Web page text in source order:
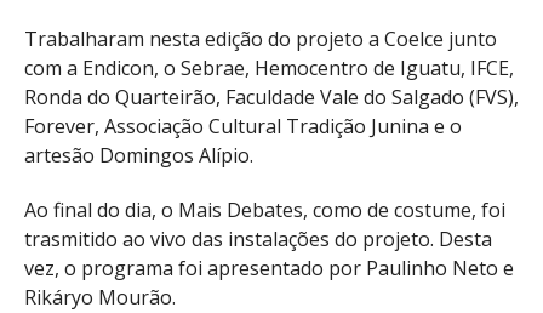
Trabalharam nesta edição do projeto a Coelce junto
com a Endicon, o Sebrae, Hemocentro de Iguatu, IFCE,
Ronda do Quarteirão, Faculdade Vale do Salgado (FVS),
Forever, Associação Cultural Tradição Junina e o
artesão Domingos Alípio.
Ao final do dia, o Mais Debates, como de costume, foi
trasmitido ao vivo das instalações do projeto. Desta
vez, o programa foi apresentado por Paulinho Neto e
Rikáryo Mourão.